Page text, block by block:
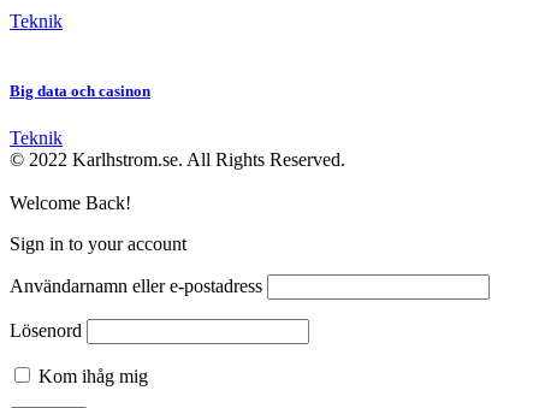
Teknik
Big data och casinon
Teknik
© 2022 Karlhstrom.se. All Rights Reserved.
Welcome Back!
Sign in to your account
Användarnamn eller e-postadress
Lösenord
Kom ihåg mig